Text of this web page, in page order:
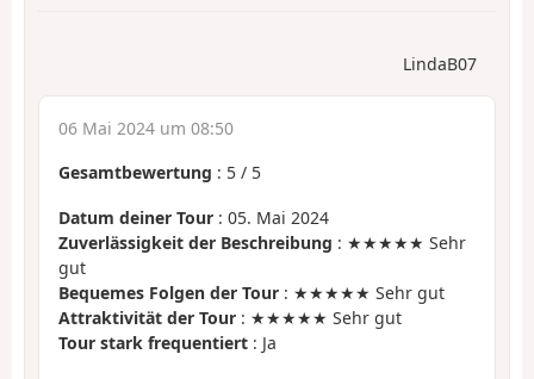
LindaB07
06 Mai 2024 um 08:50
Gesamtbewertung : 5 / 5
Datum deiner Tour : 05. Mai 2024
Zuverlässigkeit der Beschreibung : ★★★★★ Sehr
gut
Bequemes Folgen der Tour : ★★★★★ Sehr gut
Attraktivität der Tour : ★★★★★ Sehr gut
Tour stark frequentiert : Ja